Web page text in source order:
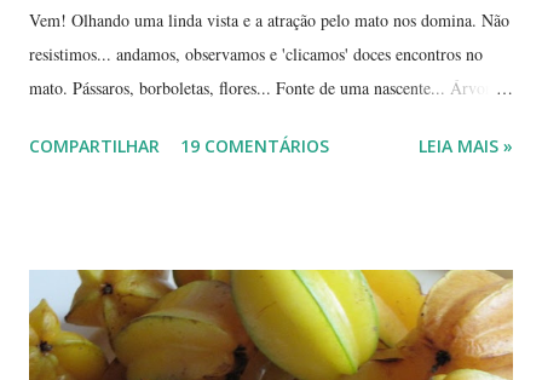
Vem! Olhando uma linda vista e a atração pelo mato nos domina. Não
resistimos... andamos, observamos e 'clicamos' doces encontros no
mato. Pássaros, borboletas, flores... Fonte de uma nascente... Árvores
e cores... Picão*... Mais flores... Muitas plantas, capim, pedras... Um
de passeios no mato, em pleno cerrado, observando as pequenas coisas
à nossa volta, tão importantes mas às vezes tão esquecidas. Vamos
aproveitar as férias para curtir a natureza? ... ----------------------- ....
COMPARTILHAR 19 COMENTÁRIOS LEIA MAIS »